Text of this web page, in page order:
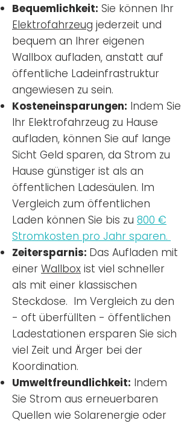
Bequemlichkeit: Sie können Ihr
Elektrofahrzeug jederzeit und
bequem an Ihrer eigenen
Wallbox aufladen, anstatt auf
öffentliche Ladeinfrastruktur
angewiesen zu sein.
Kosteneinsparungen: Indem Sie
Ihr Elektrofahrzeug zu Hause
aufladen, können Sie auf lange
Sicht Geld sparen, da Strom zu
Hause günstiger ist als an
öffentlichen Ladesäulen. Im
Vergleich zum öffentlichen
Laden können Sie bis zu 800 €
Stromkosten pro Jahr sparen.
Zeitersparnis: Das Aufladen mit
einer Wallbox ist viel schneller
als mit einer klassischen
Steckdose. Im Vergleich zu den
- oft überfüllten - öffentlichen
Ladestationen ersparen Sie sich
viel Zeit und Ärger bei der
Koordination.
Umweltfreundlichkeit: Indem
Sie Strom aus erneuerbaren
Quellen wie Solarenergie oder